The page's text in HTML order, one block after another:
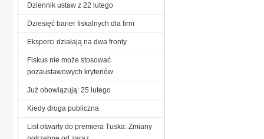
Dziennik ustaw z 22 lutego
Dziesięć barier fiskalnych dla firm
Eksperci działają na dwa fronty
Fiskus nie może stosować
pozaustawowych kryteriów
Już obowiązują: 25 lutego
Kiedy droga publiczna
List otwarty do premiera Tuska: Zmiany